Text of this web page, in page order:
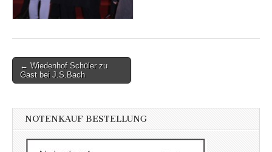
Post
navigation
← Wiedenhof Schüler zu
Gast bei J.S.Bach
NOTENKAUF BESTELLUNG